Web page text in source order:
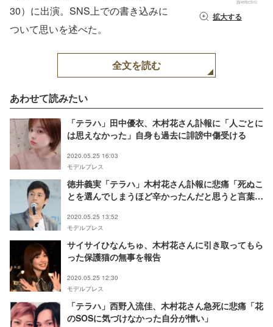
拡大する
30）に出演。SNS上での書き込みに
ついて思いを述べた。
全文を読む
あわせて読みたい
「テラハ」田中優衣、木村花さん訃報に「人ごとに
は思えなかった」自身も過去に誹謗中傷受ける
2020.05.25 16:03
モデルプレス
徳井義実「テラハ」木村花さん訃報に悲痛「死ぬこ
とを選んでしまうほど辛かったんだと思うと言葉に
2020.05.25 13:52
モデルプレス
サイサイひなんちゅ、木村花さんに引き取ってもら
った保護猫の無事を報告
2020.05.25 12:30
モデルプレス
「テラハ」西野入流佳、木村花さん急死に悲痛「花
のSOSに気づけなかった自分が憎い」